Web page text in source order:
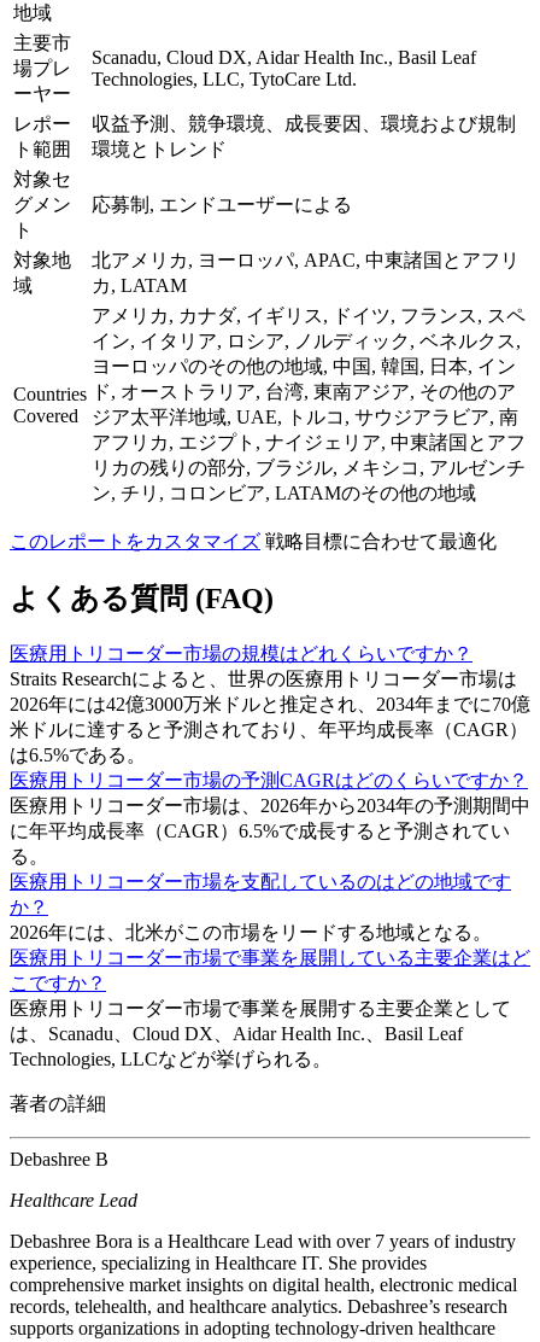
地域
主要市
場プレ
ーヤー
Scanadu, Cloud DX, Aidar Health Inc., Basil Leaf
Technologies, LLC, TytoCare Ltd.
レポー
ト範囲
収益予測、競争環境、成長要因、環境および規制
環境とトレンド
対象セ
グメン
ト
応募制, エンドユーザーによる
対象地
域
北アメリカ, ヨーロッパ, APAC, 中東諸国とアフリ
カ, LATAM
Countries
Covered
アメリカ, カナダ, イギリス, ドイツ, フランス, スペ
イン, イタリア, ロシア, ノルディック, ベネルクス,
ヨーロッパのその他の地域, 中国, 韓国, 日本, イン
ド, オーストラリア, 台湾, 東南アジア, その他のア
ジア太平洋地域, UAE, トルコ, サウジアラビア, 南
アフリカ, エジプト, ナイジェリア, 中東諸国とアフ
リカの残りの部分, ブラジル, メキシコ, アルゼンチ
ン, チリ, コロンビア, LATAMのその他の地域
このレポートをカスタマイズ 戦略目標に合わせて最適化
よくある質問 (FAQ)
医療用トリコーダー市場の規模はどれくらいですか？
Straits Researchによると、世界の医療用トリコーダー市場は
2026年には42億3000万米ドルと推定され、2034年までに70億
米ドルに達すると予測されており、年平均成長率（CAGR）
は6.5%である。
医療用トリコーダー市場の予測CAGRはどのくらいですか？
医療用トリコーダー市場は、2026年から2034年の予測期間中
に年平均成長率（CAGR）6.5%で成長すると予測されてい
る。
医療用トリコーダー市場を支配しているのはどの地域です
か？
2026年には、北米がこの市場をリードする地域となる。
医療用トリコーダー市場で事業を展開している主要企業はど
こですか？
医療用トリコーダー市場で事業を展開する主要企業として
は、Scanadu、Cloud DX、Aidar Health Inc.、Basil Leaf
Technologies, LLCなどが挙げられる。
著者の詳細
Debashree B
Healthcare Lead
Debashree Bora is a Healthcare Lead with over 7 years of industry
experience, specializing in Healthcare IT. She provides
comprehensive market insights on digital health, electronic medical
records, telehealth, and healthcare analytics. Debashree’s research
supports organizations in adopting technology-driven healthcare